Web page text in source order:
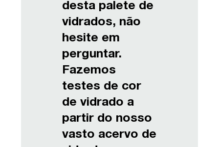
desta palete de
vidrados, não
hesite em
perguntar.
Fazemos
testes de cor
de vidrado a
partir do nosso
vasto acervo de